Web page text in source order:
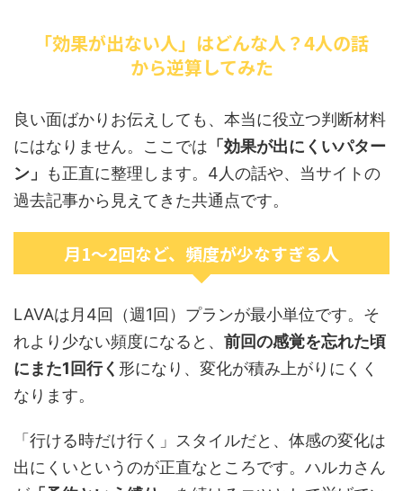
「効果が出ない人」はどんな人？4人の話
から逆算してみた
良い面ばかりお伝えしても、本当に役立つ判断材料
にはなりません。ここでは 「効果が出にくいパター
ン」
も正直に整理します。4人の話や、当サイトの
過去記事から見えてきた共通点です。
月1〜2回など、頻度が少なすぎる人
LAVAは月4回（週1回）プランが最小単位です。そ
れより少ない頻度になると、 前回の感覚を忘れた頃
にまた1回行く 形になり、変化が積み上がりにくく
なります。
「行ける時だけ行く」スタイルだと、体感の変化は
出にくいというのが正直なところです。ハルカさん